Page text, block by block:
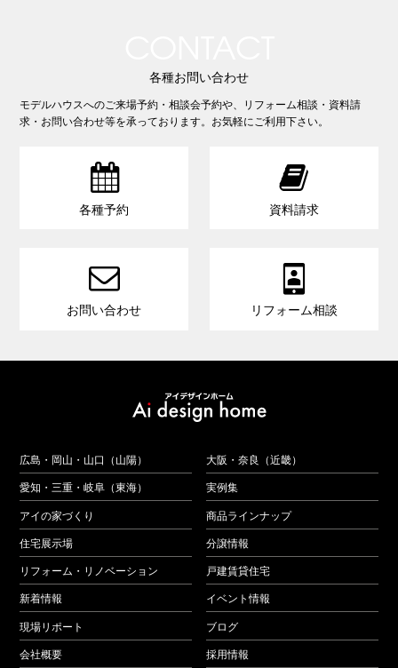
各種お問い合わせ
モデルハウスへのご来場予約・相談会予約や、リフォーム相談・資料請
求・お問い合わせ等を承っております。お気軽にご利用下さい。

各種予約

資料請求

お問い合わせ

リフォーム相談
広島・岡山・山口（山陽） 大阪・奈良（近畿）
愛知・三重・岐阜（東海） 実例集
アイの家づくり 商品ラインナップ
住宅展示場 分譲情報
リフォーム・リノベーション 戸建賃貸住宅
新着情報 イベント情報
現場リポート ブログ
会社概要 採用情報